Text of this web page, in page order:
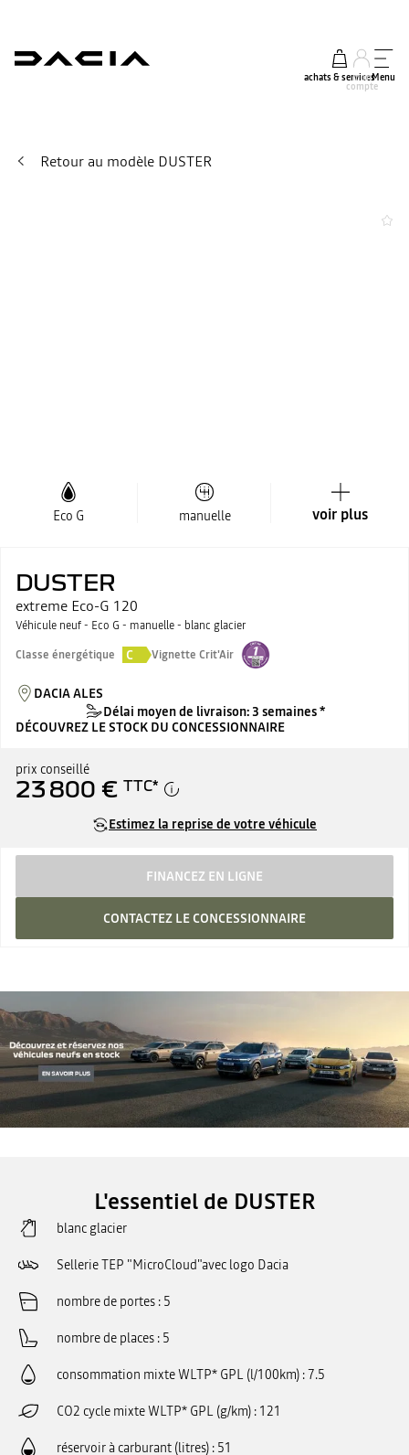
achats & services
mon
compte
Menu
Retour au modèle DUSTER
Eco G manuelle voir plus
DUSTER
extreme Eco-G 120
Véhicule neuf - Eco G - manuelle - blanc glacier
Classe énergétique
C Vignette Crit'Air
DACIA ALES
Délai moyen de livraison: 3 semaines *
DÉCOUVREZ LE STOCK DU CONCESSIONNAIRE
prix conseillé
23 800 € TTC*
Estimez la reprise de votre véhicule
FINANCEZ EN LIGNE
CONTACTEZ LE CONCESSIONNAIRE
L'essentiel de DUSTER
blanc glacier
Sellerie TEP "MicroCloud"avec logo Dacia
nombre de portes 5
nombre de places 5
consommation mixte WLTP* GPL (l/100km) 7.5
CO2 cycle mixte WLTP* GPL (g/km) 121
réservoir à carburant (litres) 51